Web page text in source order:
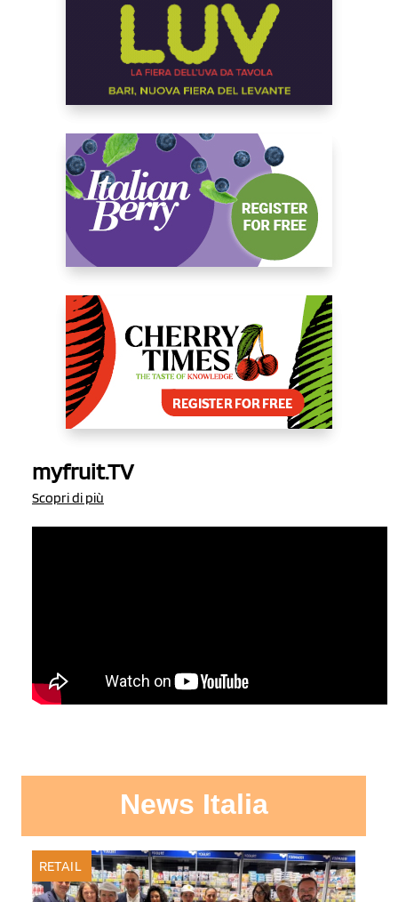
myfruit.TV
Scopri di più
News Italia
RETAIL